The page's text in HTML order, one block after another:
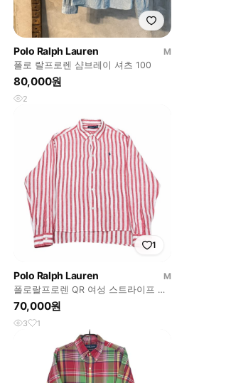
Polo Ralph Lauren
M
폴로 랄프로렌 샴브레이 셔츠 100
80,000원
2
1
Polo Ralph Lauren
M
폴로랄프로렌 QR 여성 스트라이프 린
넨 셔츠 남방 M
70,000원
3 1